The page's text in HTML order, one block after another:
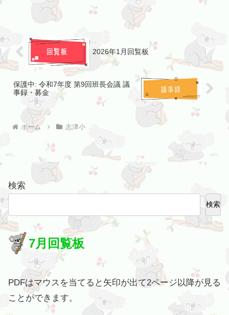
2026年1月回覧板
保護中: 令和7年度 第9回班長会議 議
事録・募金
ホーム 志津小
検索
検索
7月回覧板
PDFはマウスを当てると矢印が出て2ページ以降が見る
ことができます。